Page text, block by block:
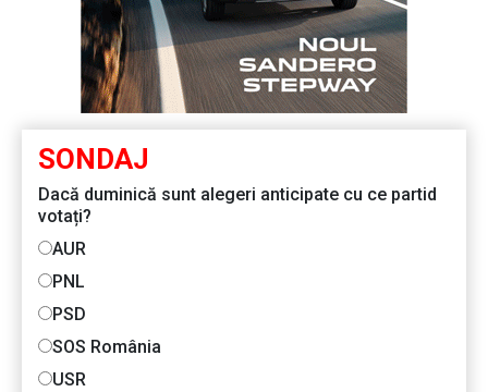
SONDAJ
Dacă duminică sunt alegeri anticipate cu ce partid
votați?
AUR
PNL
PSD
SOS România
USR